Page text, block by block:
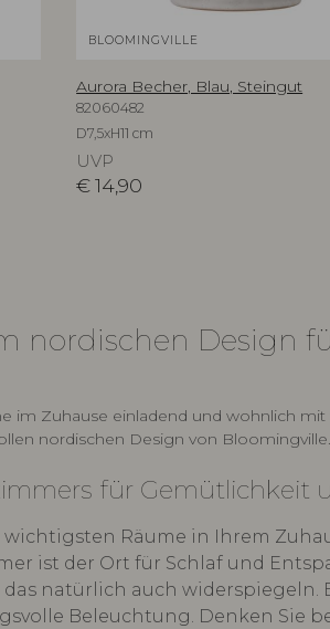
BLOOMINGVILLE
Aurora Becher, Blau, Steingut
82060482
D7,5xH11 cm
UVP
€14,90
nordischen Design
im Zuhause einladend und wohnlich
nordischen Design von Bloomingville.
für Gemütlichkeit
Räume in Ihrem
ist der Ort für Schlaf und
das natürlich auch
Beleuchtung. Denken Sie